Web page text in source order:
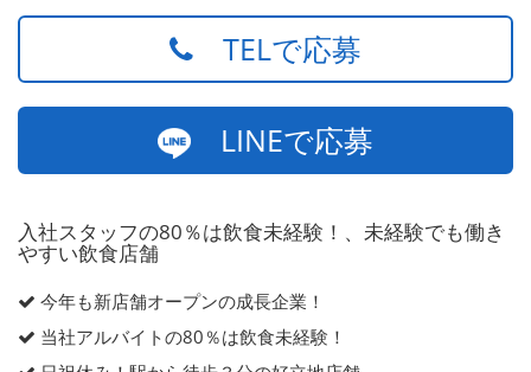
TELで応募
LINEで応募
入社スタッフの80％は飲食未経験！、未経験でも働き
やすい飲食店舗
今年も新店舗オープンの成長企業！
当社アルバイトの80％は飲食未経験！